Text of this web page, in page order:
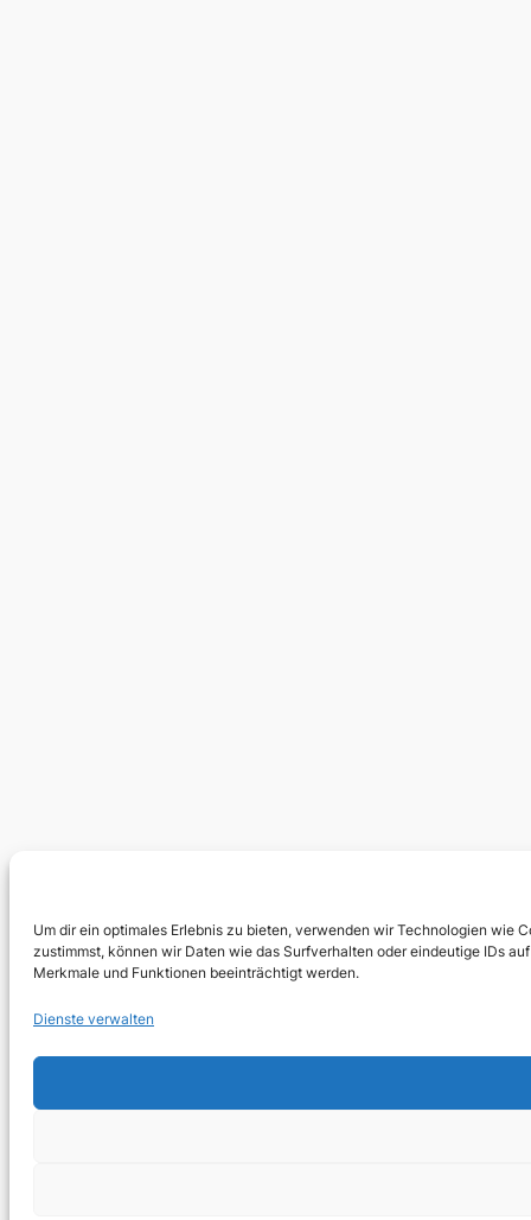
Um dir ein optimales Erlebnis zu bieten, verwenden wir Technologien wie
zustimmst, können wir Daten wie das Surfverhalten oder eindeutige IDs
Merkmale und Funktionen beeinträchtigt werden.
Dienste verwalten